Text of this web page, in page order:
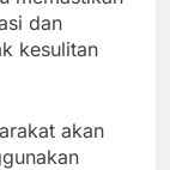
dan
kesulitan
akan